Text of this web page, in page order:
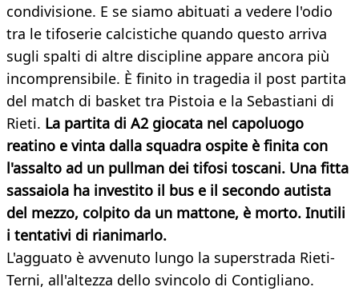
condivisione. E se siamo abituati a vedere l'odio
tra le tifoserie calcistiche quando questo arriva
sugli spalti di altre discipline appare ancora più
incomprensibile. È finito in tragedia il post partita
del match di basket tra Pistoia e la Sebastiani di
Rieti. La partita di A2 giocata nel capoluogo
reatino e vinta dalla squadra ospite è finita con
l'assalto ad un pullman dei tifosi toscani. Una fitta
sassaiola ha investito il bus e il secondo autista
del mezzo, colpito da un mattone, è morto. Inutili
i tentativi di rianimarlo.
L'agguato è avvenuto lungo la superstrada Rieti-
Terni, all'altezza dello svincolo di Contigliano.